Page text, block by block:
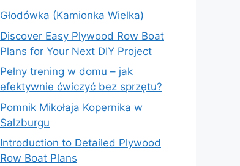
Głodówka (Kamionka Wielka)
Discover Easy Plywood Row Boat
Plans for Your Next DIY Project
Pełny trening w domu – jak
efektywnie ćwiczyć bez sprzętu?
Pomnik Mikołaja Kopernika w
Salzburgu
Introduction to Detailed Plywood
Row Boat Plans